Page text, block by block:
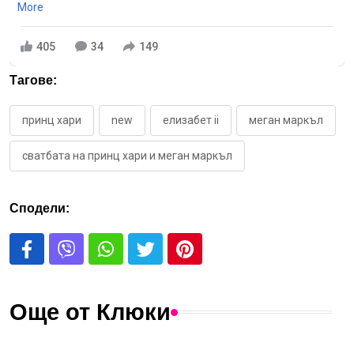
More
405 34 149
Тагове:
принц хари new елизабет ii меган маркъл
сватбата на принц хари и меган маркъл
Сподели:
Още от Клюки